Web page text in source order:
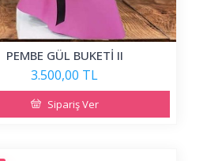
PEMBE GÜL BUKETİ II
3.500,00 TL
Sipariş Ver